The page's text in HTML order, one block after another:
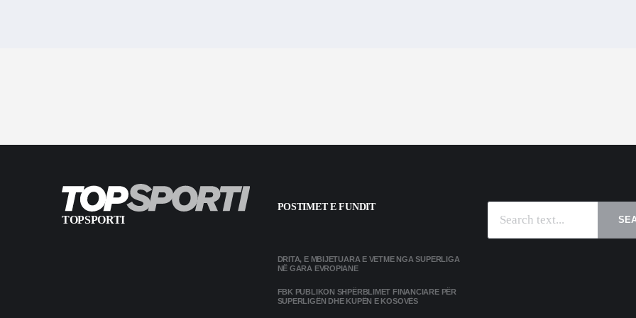
TOPSPORTI
POSTIMET E FUNDIT
DRITA, E MBIJETUARA E VETME NGA SUPERLIGA
NË GARA EVROPIANE
FBK PUBLIKON SHPËRBLIMET FINANCIARE PËR
SUPERLIGËN DHE KUPËN E KOSOVËS